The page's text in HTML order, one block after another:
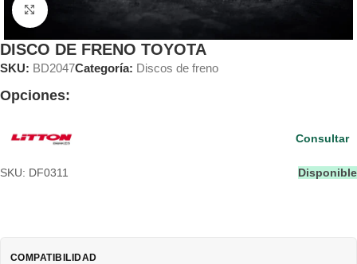
Clic para ampliar
DISCO DE FRENO TOYOTA
SKU: BD2047Categoría: Discos de freno
Opciones:
SKU: DF0311 Disponible
Consultar
COMPATIBILIDAD